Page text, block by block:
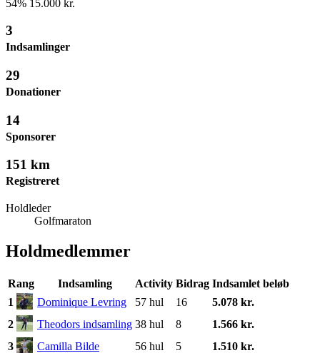
54% 15.000 kr.
3
Indsamlinger
29
Donationer
14
Sponsorer
151 km
Registreret
Holdleder
Golfmaraton
Holdmedlemmer
Rang Indsamling Activity Bidrag Indsamlet beløb
1
Dominique Levring 57 hul 16
5.078 kr.
2
Theodors indsamling 38 hul 8
1.566 kr.
3
Camilla Bilde 56 hul 5 1.510 kr.